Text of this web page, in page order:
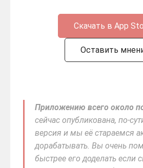
Скачать в App
Оставить
Приложению всего около
сейчас опубликована, по-
версия и мы её стараемся
дорабатывать. Вы очень
быстрее его доделать если